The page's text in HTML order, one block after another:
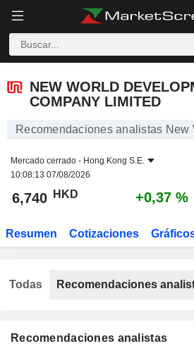
NEW WORLD
COMPANY LIMITED
Recomendaciones analistas
Mercado cerrado - Hong Kong S.E.
10:08:13 07/08/2026
6,740 HKD +0,37 %
Resumen Cotizaciones
Recomendaciones analistas
Todas Recomendaciones